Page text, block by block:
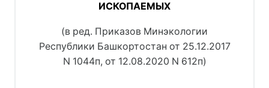
ИСКОПАЕМЫХ
(в ред. Приказов Минэкологии
Республики Башкортостан от 25.12.2017
N 1044п, от 12.08.2020 N 612п)